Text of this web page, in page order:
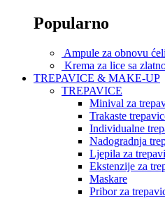
Popularno
Ampule za obnovu
Krema za lice sa
TREPAVICE & MAKE-UP
TREPAVICE
Minival za
Trakaste
Individualne
Nadogradnja
Ljepila za
Ekstenzije za
Maskare
Pribor za